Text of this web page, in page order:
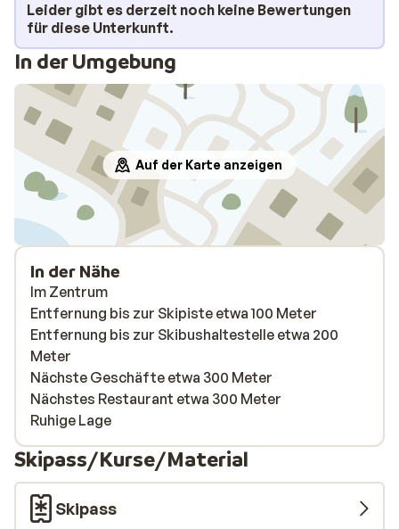
Leider gibt es derzeit noch keine Bewertungen
für diese Unterkunft.
In der Umgebung
Auf der Karte anzeigen
In der Nähe
Im Zentrum
Entfernung bis zur Skipiste etwa 100 Meter
Entfernung bis zur Skibushaltestelle etwa 200
Meter
Nächste Geschäfte etwa 300 Meter
Nächstes Restaurant etwa 300 Meter
Ruhige Lage
Skipass/Kurse/Material
Skipass